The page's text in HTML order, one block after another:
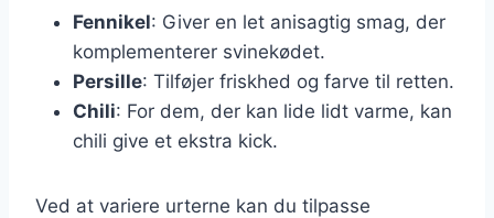
Fennikel: Giver en let anisagtig smag, der
komplementerer svinekødet.
Persille: Tilføjer friskhed og farve til retten.
Chili: For dem, der kan lide lidt varme, kan
chili give et ekstra kick.
Ved at variere urterne kan du tilpasse